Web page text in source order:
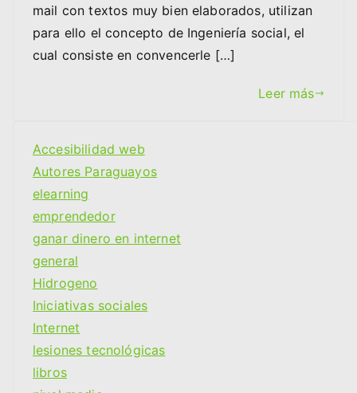
mail con textos muy bien elaborados, utilizan
para ello el concepto de Ingeniería social, el
cual consiste en convencerle […]
Leer más
Accesibilidad web
Autores Paraguayos
elearning
emprendedor
ganar dinero en internet
general
Hidrogeno
Iniciativas sociales
Internet
lesiones tecnológicas
libros